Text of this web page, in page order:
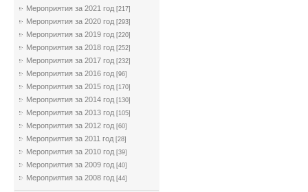
Мероприятия за 2021 год [217]
Мероприятия за 2020 год [293]
Мероприятия за 2019 год [220]
Мероприятия за 2018 год [252]
Мероприятия за 2017 год [232]
Мероприятия за 2016 год [96]
Мероприятия за 2015 год [170]
Мероприятия за 2014 год [130]
Мероприятия за 2013 год [105]
Мероприятия за 2012 год [60]
Мероприятия за 2011 год [28]
Мероприятия за 2010 год [39]
Мероприятия за 2009 год [40]
Мероприятия за 2008 год [44]